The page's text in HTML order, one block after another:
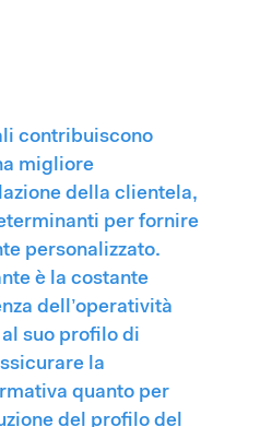
contribuiscono
migliore
della clientela,
per fornire
personalizzato.
è la costante
dell’operatività
suo profilo di
la
quanto per
del profilo del